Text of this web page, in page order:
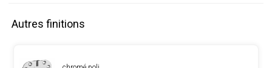
Autres finitions